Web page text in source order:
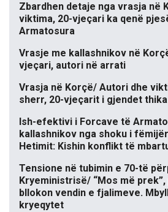
Zbardhen detaje nga vrasja në
viktima, 20-vjeçari ka qenë
Armatosura
Vrasje me kallashnikov në
vjeçari, autori në arrati
Vrasja në Korçë/ Autori dhe
sherr, 20-vjeçarit i gjendet
Ish-efektivi i Forcave të
kallashnikov nga shoku i
Hetimit: Kishin konflikt të
Tensione në tubimin e 70-të
Kryeministrisë/ “Mos më
bllokon vendin e fjalimeve.
kryeqytet